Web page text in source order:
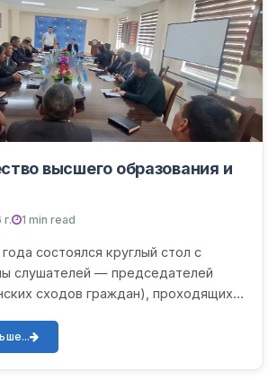
высшего образования и
1 min read
состоялся круглый стол с
слушателей — председателей
сходов граждан), проходящих
област...